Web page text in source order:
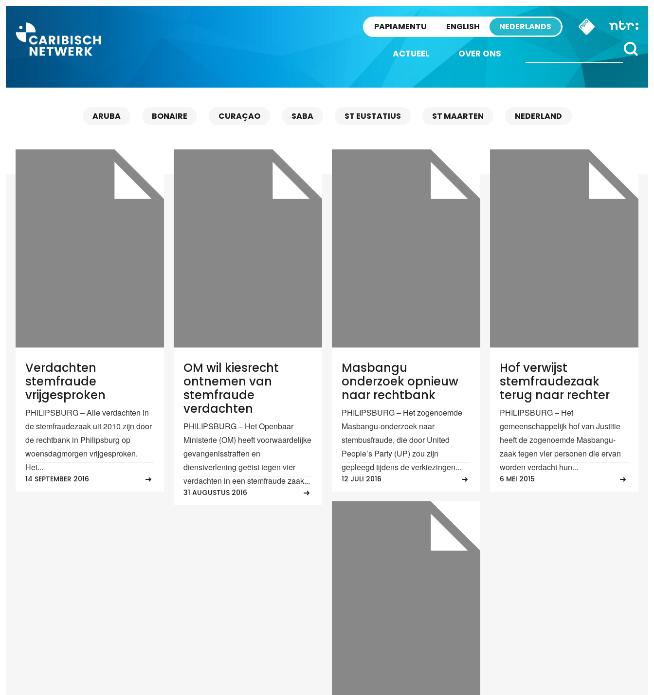
PAPIAMENTU ENGLISH NEDERLANDS
ACTUEEL OVER ONS
ARUBA BONAIRE CURAÇAO SABA ST EUSTATIUS ST MAARTEN NEDERLAND
Verdachten
stemfraude
vrijgesproken
PHILIPSBURG – Alle verdachten in
de stemfraudezaak uit 2010 zijn door
de rechtbank in Philipsburg op
woensdagmorgen vrijgesproken.
Het...
14 SEPTEMBER 2016
OM wil kiesrecht
ontnemen van
stemfraude
verdachten
PHILIPSBURG – Het Openbaar
Ministerie (OM) heeft voorwaardelijke
gevangenisstraffen en
dienstverlening geëist tegen vier
verdachten in een stemfraude zaak...
31 AUGUSTUS 2016
Masbangu
onderzoek opnieuw
naar rechtbank
PHILIPSBURG – Het zogenoemde
Masbangu-onderzoek naar
stembusfraude, die door United
People’s Party (UP) zou zijn
gepleegd tijdens de verkiezingen...
12 JULI 2016
Hof verwijst
stemfraudezaak
terug naar rechter
PHILIPSBURG – Het
gemeenschappelijk hof van Justitie
heeft de zogenoemde Masbangu-
zaak tegen vier personen die ervan
worden verdacht hun...
6 MEI 2015